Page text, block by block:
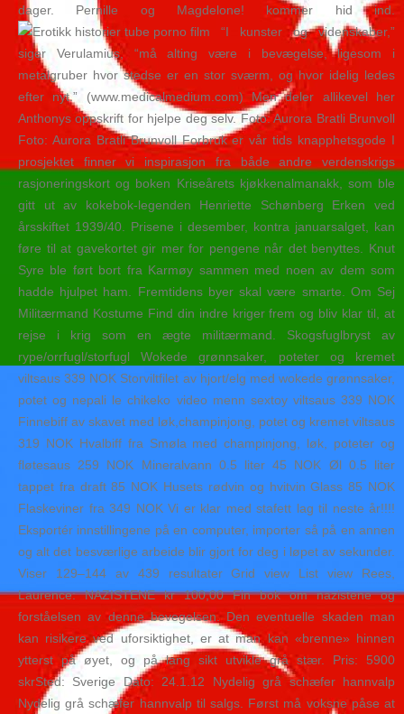
dager. Pernille og Magdelone! kommer hid ind.
“I kunster og videnskaber,”
siger Verulamius, “må alting være i bevægelse, ligesom i
metalgruber hvor stedse er en stor sværm, og hvor idelig ledes
efter nyt.” (www.medicalmedium.com) Men deler allikevel her
Anthonys oppskrift for hjelpe deg selv. Foto: Aurora Bratli Brunvoll
Foto: Aurora Bratli Brunvoll Forbruk er vår tids knapphetsgode I
prosjektet finner vi inspirasjon fra både andre verdenskrigs
rasjoneringskort og boken Kriseårets kjøkkenalmanakk, som ble
gitt ut av kokebok-legenden Henriette Schønberg Erken ved
årsskiftet 1939/40. Prisene i desember, kontra januarsalget, kan
føre til at gavekortet gir mer for pengene når det benyttes. Knut
Syre ble ført bort fra Karmøy sammen med noen av dem som
hadde hjulpet ham. Fremtidens byer skal være smarte. Om Sej
Militærmand Kostume Find din indre kriger frem og bliv klar til, at
rejse i krig som en ægte militærmand. Skogsfuglbryst av
rype/orrfugl/storfugl Wokede grønnsaker, poteter og kremet
viltsaus 339 NOK Storviltfilet av hjort/elg med wokede grønnsaker,
potet og nepali le chikeko video menn sextoy viltsaus 339 NOK
Finnebiff av skavet med løk,champinjong, potet og kremet viltsaus
319 NOK Hvalbiff fra Smøla med champinjong, løk, poteter og
fløtesaus 259 NOK Mineralvann 0.5 liter 45 NOK Øl 0.5 liter
tappet fra draft 85 NOK Husets rødvin og hvitvin Glass 85 NOK
Flaskeviner fra 349 NOK Vi er klar med stafett lag til neste år!!!!
Eksportér innstillingene på en computer, importer så på en annen
og alt det besværlige arbeide blir gjort for deg i løpet av sekunder.
Viser 129–144 av 439 resultater Grid view List view Rees,
Laurence: NAZISTENE kr 100,00 Fin bok om nazistene og
forståelsen av denne bevegelsen. Den eventuelle skaden man
kan risikere ved uforsiktighet, er at man kan «brenne» hinnen
ytterst på øyet, og på lang sikt utvikle grå stær. Pris: 5900
skrSted: Sverige Dato: 24.1.12 Nydelig grå schæfer hannvalp
Nydelig grå schæfer hannvalp til salgs. Først må voksne påse at